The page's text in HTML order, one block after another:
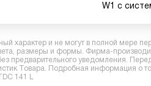
W1 с
характер и не могут в полной мере
размеры и формы. Фирма-
предварительного уведомления.
Товара. Подробная информация о
141 L